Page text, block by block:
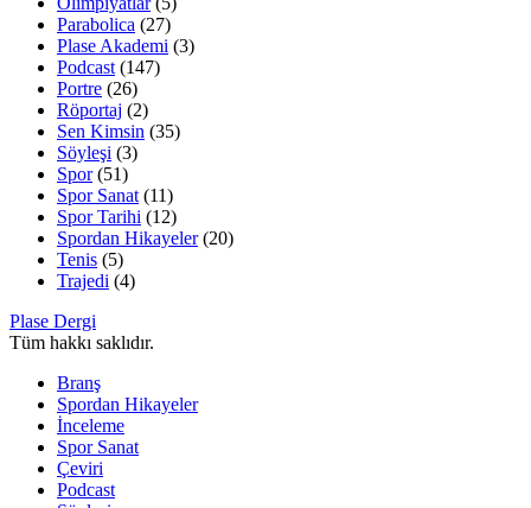
Parabolica (27)
Plase Akademi (3)
Podcast (147)
Portre (26)
Röportaj (2)
Sen Kimsin (35)
Söyleşi (3)
Spor(51)
Spor Sanat (11)
Spor Tarihi (12)
Spordan Hikayeler(20)
Tenis (5)
Trajedi (4)
Plase Dergi
Tüm hakkı saklıdır.
Branş
Spordan Hikayeler
İnceleme
Spor Sanat
Çeviri
Podcast